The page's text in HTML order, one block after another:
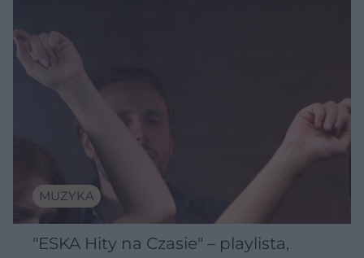
MUZYKA
"ESKA Hity na Czasie" – playlista,